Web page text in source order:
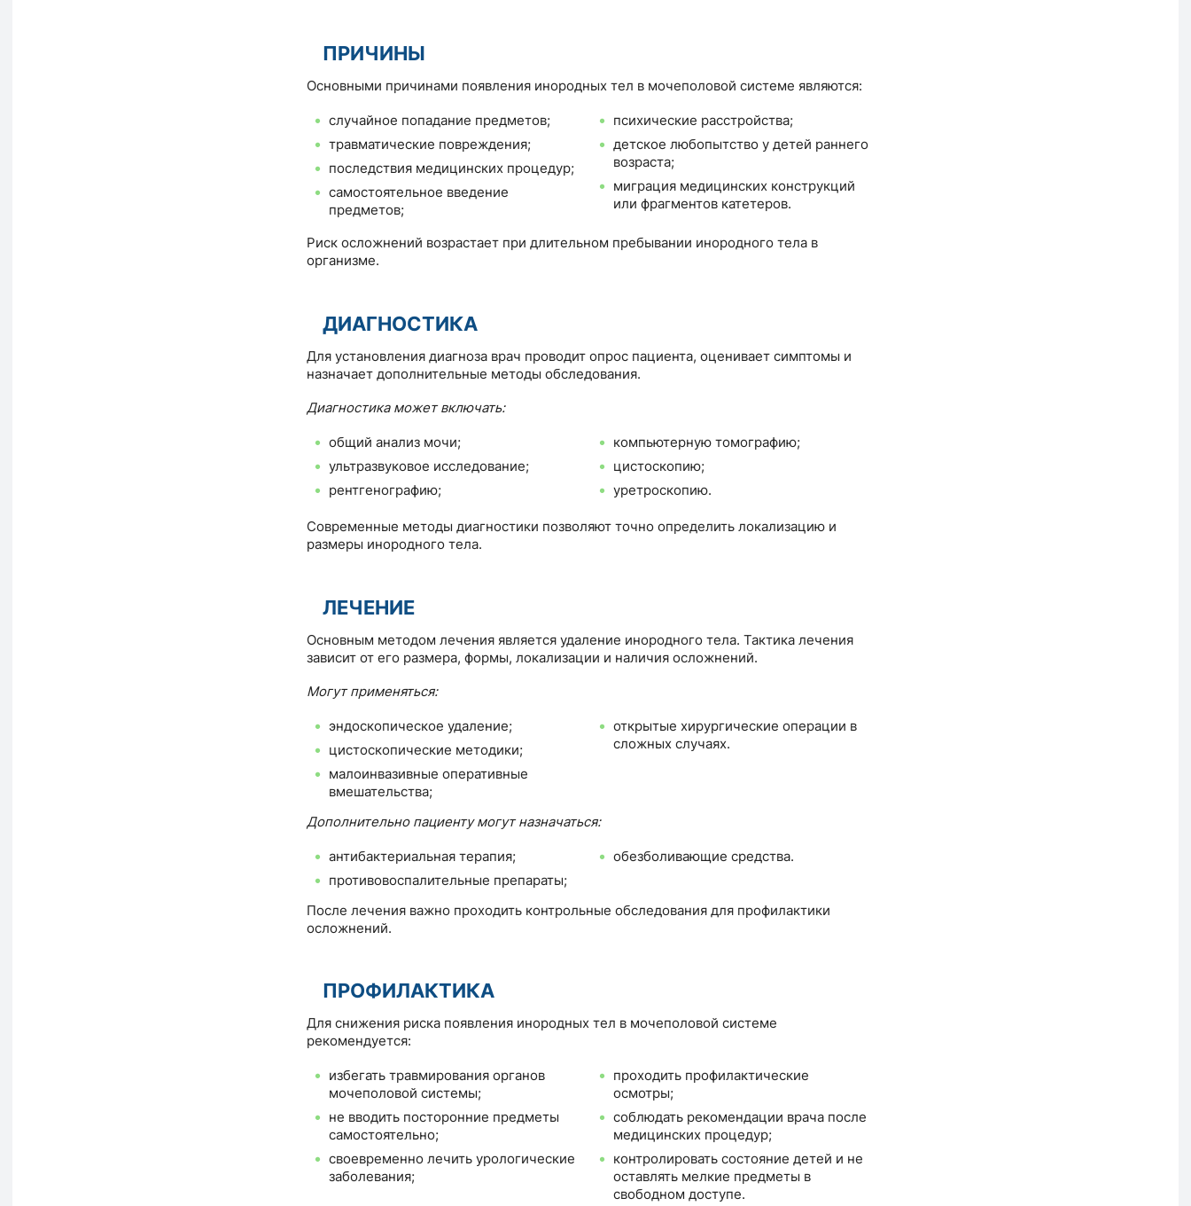
ПРИЧИНЫ
Основными причинами появления инородных тел в мочеполовой системе являются:
случайное попадание предметов;
травматические повреждения;
последствия медицинских процедур;
самостоятельное введение
предметов;
психические расстройства;
детское любопытство у детей раннего
возраста;
миграция медицинских конструкций
или фрагментов катетеров.
Риск осложнений возрастает при длительном пребывании инородного тела в
организме.
ДИАГНОСТИКА
Для установления диагноза врач проводит опрос пациента, оценивает симптомы и
назначает дополнительные методы обследования.
Диагностика может включать:
общий анализ мочи;
ультразвуковое исследование;
рентгенографию;
компьютерную томографию;
цистоскопию;
уретроскопию.
Современные методы диагностики позволяют точно определить локализацию и
размеры инородного тела.
ЛЕЧЕНИЕ
Основным методом лечения является удаление инородного тела. Тактика лечения
зависит от его размера, формы, локализации и наличия осложнений.
Могут применяться:
эндоскопическое удаление;
цистоскопические методики;
малоинвазивные оперативные
вмешательства;
открытые хирургические операции в
сложных случаях.
Дополнительно пациенту могут назначаться:
антибактериальная терапия;
противовоспалительные препараты;
обезболивающие средства.
После лечения важно проходить контрольные обследования для профилактики
осложнений.
ПРОФИЛАКТИКА
Для снижения риска появления инородных тел в мочеполовой системе
рекомендуется:
избегать травмирования органов
мочеполовой системы;
не вводить посторонние предметы
самостоятельно;
своевременно лечить урологические
заболевания;
проходить профилактические
осмотры;
соблюдать рекомендации врача после
медицинских процедур;
контролировать состояние детей и не
оставлять мелкие предметы в
свободном доступе.